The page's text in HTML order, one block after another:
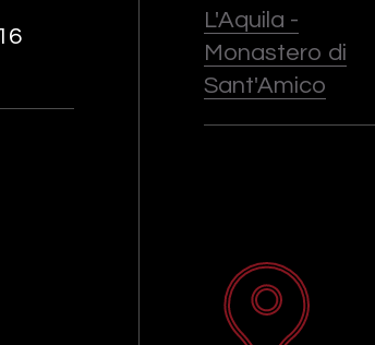
L'Aquila -
Monastero di
Sant'Amico